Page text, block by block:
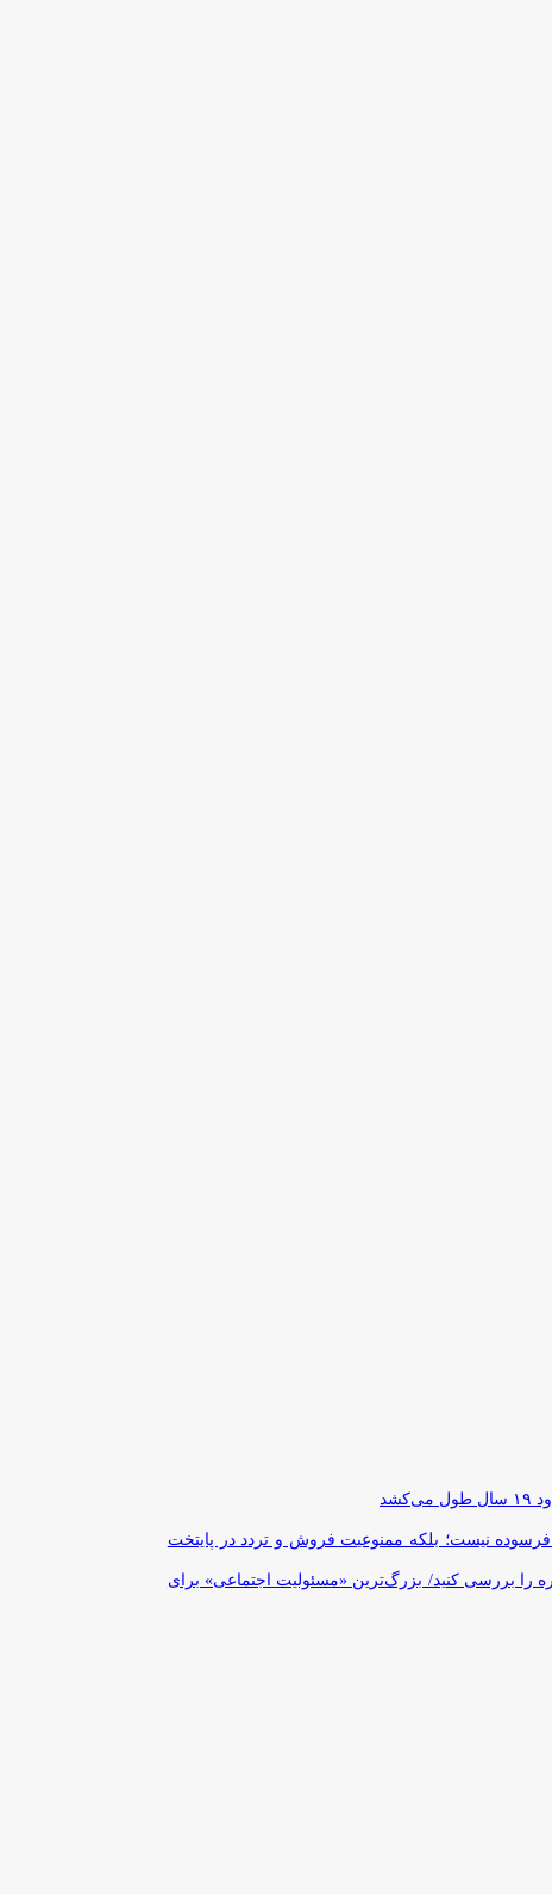
نیست؛ بلکه ممنوعیت فروش و تردد در پایتخت
را بررسی کنید/ بزرگ‌ترین «مسئولیت اجتماعی» برای